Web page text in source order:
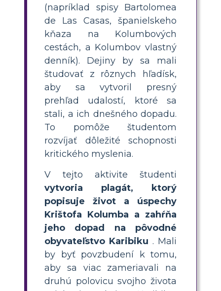
(napríklad spisy Bartolomea
de Las Casas, španielskeho
kňaza na Kolumbových
cestách, a Kolumbov vlastný
denník). Dejiny by sa mali
študovať z rôznych hľadísk,
aby sa vytvoril presný
prehľad udalostí, ktoré sa
stali, a ich dnešného dopadu.
To pomôže študentom
rozvíjať dôležité schopnosti
kritického myslenia.
V tejto aktivite študenti
vytvoria plagát, ktorý
popisuje život a úspechy
Krištofa Kolumba a zahŕňa
jeho dopad na pôvodné
obyvateľstvo Karibiku . Mali
by byť povzbudení k tomu,
aby sa viac zameriavali na
druhú polovicu svojho života